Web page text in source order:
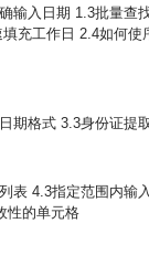
输入日期 1.3批量查
充工作日 2.4如何
期格式 3.3身份证提
表 4.3指定范围内输
性的单元格